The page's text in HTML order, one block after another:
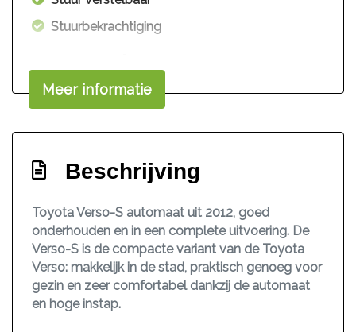
Stuurbekrachtiging
Anti blokkeer systeem
Bluetooth
Brake assist system
Elektronisch stabiliteits programma
Elektronische remkrachtverdeling
Hoofd airbag(s) achter
Hoofd airbag(s) voor
Meer informatie
Beschrijving
Toyota Verso-S automaat uit 2012, goed
onderhouden en in een complete uitvoering. De
Verso-S is de compacte variant van de Toyota
Verso: makkelijk in de stad, praktisch genoeg voor
gezin en zeer comfortabel dankzij de automaat
en hoge instap.